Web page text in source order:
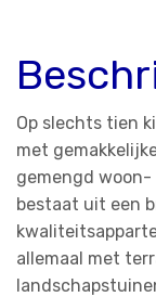
Op slechts tien
met
gemengd
bestaat uit een
allemaal met